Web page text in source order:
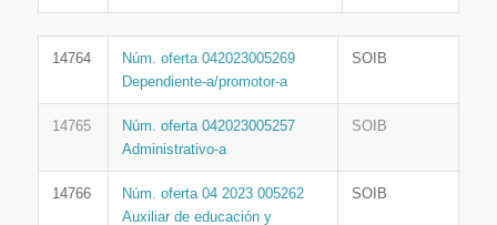
14764
Núm. oferta 042023005269
Dependiente-a/promotor-a
SOIB
14765
Núm. oferta 042023005257
Administrativo-a
SOIB
14766
Núm. oferta 04 2023 005262
Auxiliar de educación y
SOIB